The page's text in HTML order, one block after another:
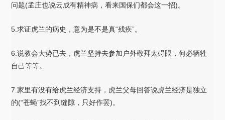
问题(孟庄也说云成有精神病，看来国保们都会这一招)。
5.求证虎兰的病史，意为是不是真“残疾”。
6.说教会大势已去，虎兰坚持去参加户外敬拜太碍眼，何必牺牲
自己等等。
7.家里有没有给虎兰经济支持，虎兰父母回答说虎兰经济是独立
的(“苍蝇”找不到缝隙，只好作罢)。